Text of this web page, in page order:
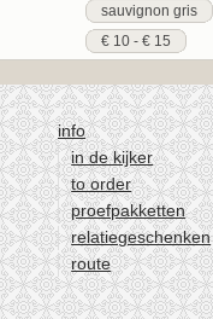
sauvignon gris
€ 10 - € 15
info
in de kijker
to order
proefpakketten
relatiegeschenken
route